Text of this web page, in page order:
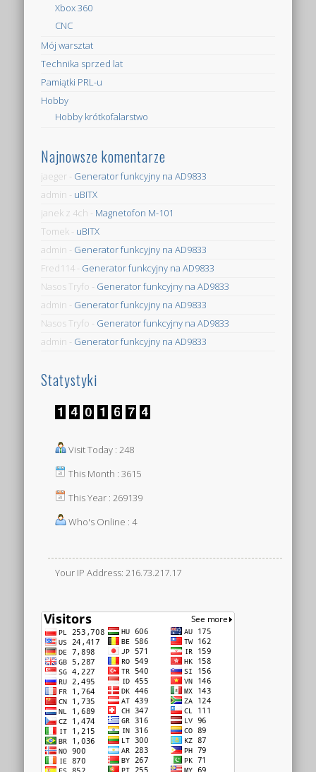
Xbox 360
CNC
Mój warsztat
Technika sprzed lat
Pamiątki PRL-u
Hobby
Hobby krótkofalarstwo
Najnowsze komentarze
jaeger - Generator funkcyjny na AD9833
admin - uBITX
janek z 4ch - Magnetofon M-101
Tomek - uBITX
admin - Generator funkcyjny na AD9833
Fred114 - Generator funkcyjny na AD9833
Nasos Tryfo - Generator funkcyjny na AD9833
admin - Generator funkcyjny na AD9833
Nasos Tryfo - Generator funkcyjny na AD9833
admin - Generator funkcyjny na AD9833
Statystyki
Visit Today : 248
This Month : 3615
This Year : 269139
Who's Online : 4
Your IP Address: 216.73.217.17